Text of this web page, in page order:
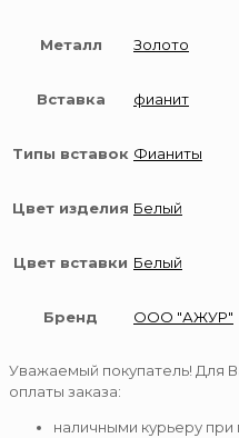
Металл Золото
Вставка фианит
Типы вставок Фианиты
Цвет изделия Белый
Цвет вставки Белый
Бренд ООО "АЖУР"
Уважаемый покупатель! Для
оплаты заказа:
наличными курьеру при